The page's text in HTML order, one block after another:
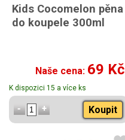
Kids Cocomelon pěna
do koupele 300ml
Naše cena: 69 Kč
K dispozici 15 a více ks
Koupit